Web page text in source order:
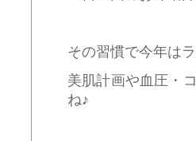
その習慣で今年は
美肌計画や血圧・
ね♪